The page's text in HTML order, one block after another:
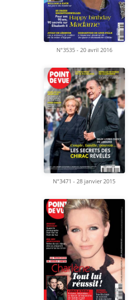
N°3535 - 20 avril 2016
N°3471 - 28 janvier 2015